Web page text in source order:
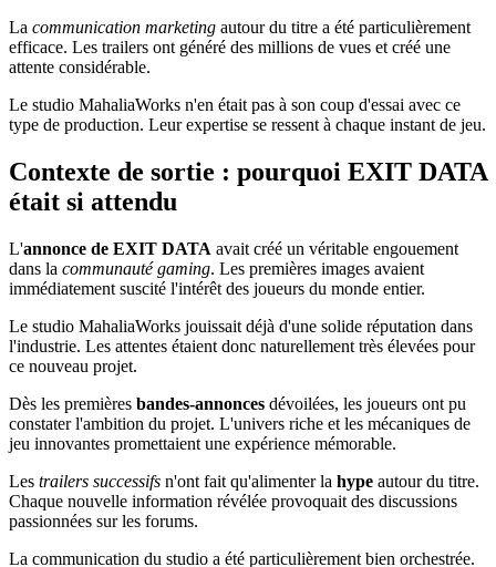
La communication marketing autour du titre a été particulièrement
efficace. Les trailers ont généré des millions de vues et créé une
attente considérable.
Le studio MahaliaWorks n'en était pas à son coup d'essai avec ce
type de production. Leur expertise se ressent à chaque instant de jeu.
Contexte de sortie : pourquoi EXIT DATA
était si attendu
L'annonce de EXIT DATA avait créé un véritable engouement
dans la communauté gaming. Les premières images avaient
immédiatement suscité l'intérêt des joueurs du monde entier.
Le studio MahaliaWorks jouissait déjà d'une solide réputation dans
l'industrie. Les attentes étaient donc naturellement très élevées pour
ce nouveau projet.
Dès les premières bandes-annonces dévoilées, les joueurs ont pu
constater l'ambition du projet. L'univers riche et les mécaniques de
jeu innovantes promettaient une expérience mémorable.
Les trailers successifs n'ont fait qu'alimenter la hype autour du titre.
Chaque nouvelle information révélée provoquait des discussions
passionnées sur les forums.
La communication du studio a été particulièrement bien orchestrée.